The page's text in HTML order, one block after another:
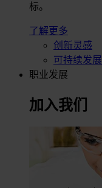
标。
了解更多
创新灵感
可持续发展
职业发展
加入我们